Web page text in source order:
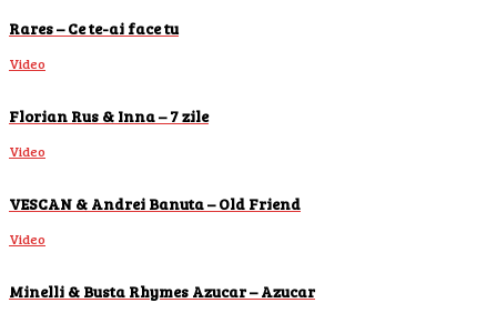
Rares – Ce te-ai face tu
Video
Florian Rus & Inna – 7 zile
Video
VESCAN & Andrei Banuta – Old Friend
Video
Minelli & Busta Rhymes Azucar – Azucar